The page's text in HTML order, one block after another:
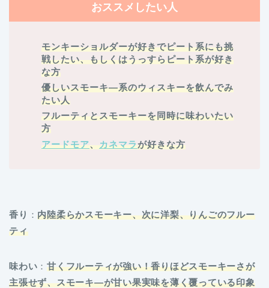
おススメしたい人
モンキーショルダーが好きでピート系にも挑
戦したい、もしくはうっすらピート系が好き
な方
優しいスモーキ―系のウィスキーを飲んでみ
たい人
フルーティとスモーキーを同時に味わいたい
方
アードモア、 カネマラが好きな方
香り ：内陸柔らかスモーキー、次に洋梨、りんごのフルー
ティ
味わい ：甘くフルーティが強い！香りほどスモーキーさが
主張せず、スモーキ―が甘い果実味を薄く覆っている印象